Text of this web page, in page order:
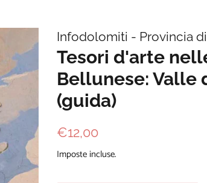
Infodolomiti - Provincia
Tesori d'arte
Bellunese: Valle
(guida)
Prezzo
listino
€12,00
Imposte incluse.